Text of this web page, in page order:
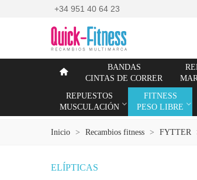
+34 951 40 64 23
BANDAS
CINTAS DE CORRER
REPUESTOS
MUSCULACIÓN
FITNESS
PESO LIBRE
Inicio > Recambios fitness > FYTTER
ELÍPTICAS